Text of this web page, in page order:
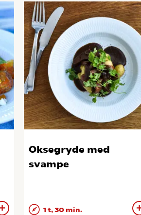
Oksegryde med
svampe
1 t, 30 min.